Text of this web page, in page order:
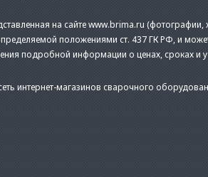
на сайте www.brima.ru (фотографии,
положениями ст. 437 ГК РФ, и
подробной информации о ценах, сроках и
интернет-магазинов сварочного